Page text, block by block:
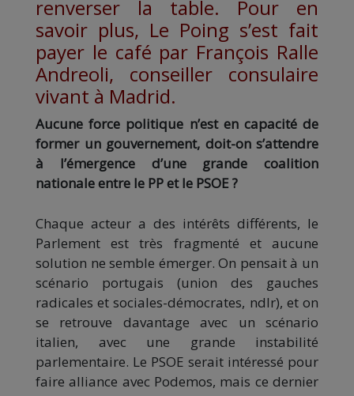
renverser la table. Pour en
savoir plus, Le Poing s’est fait
payer le café par François Ralle
Andreoli, conseiller consulaire
vivant à Madrid.
Aucune force politique n’est en capacité de
former un gouvernement, doit-on s’attendre
à l’émergence d’une grande coalition
nationale entre le PP et le PSOE ?
Chaque acteur a des intérêts différents, le
Parlement est très fragmenté et aucune
solution ne semble émerger. On pensait à un
scénario portugais (union des gauches
radicales et sociales-démocrates, ndlr), et on
se retrouve davantage avec un scénario
italien, avec une grande instabilité
parlementaire. Le PSOE serait intéressé pour
faire alliance avec Podemos, mais ce dernier